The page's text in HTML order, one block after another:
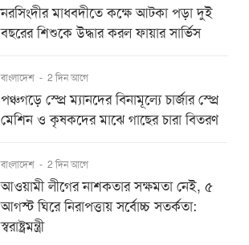
নরসিংদীর মাধবদীতে কক্ষে আটকা পড়া দুই
বছরের শিশুকে উদ্ধার করল ফায়ার সার্ভিস
বাংলাদেশ - 2 দিন আগে
পঞ্চগড়ে স্প্রে ম্যানদের বিনামূল্যে চার্জার স্প্রে
মেশিন ও কৃষকদের মাঝে গাছের চারা বিতরণ
বাংলাদেশ - 2 দিন আগে
আওয়ামী লীগের নাশকতার সক্ষমতা নেই, ৫
আগস্ট ঘিরে নিরাপত্তায় সর্বোচ্চ সতর্কতা:
স্বরাষ্ট্রমন্ত্রী